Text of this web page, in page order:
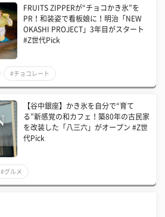
FRUITS ZIPPERが“チョコかき氷”を
PR！和装姿で看板娘に！明治「NEW
OKASHI PROJECT」3年目がスタート
#Z世代Pick
#チョコレート
【谷中銀座】かき氷を自分で“育て
る”新感覚の和カフェ！築80年の古民家
を改装した「八三六」がオープン #Z世
代Pick
#グルメ